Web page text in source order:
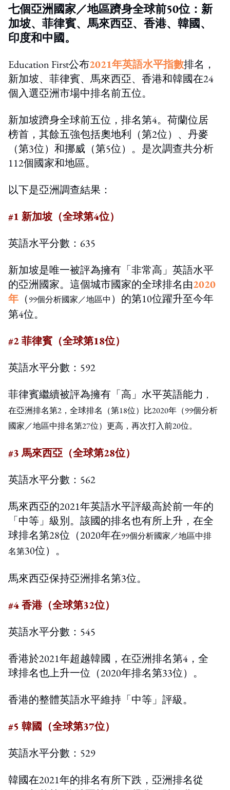
七個亞洲國家／地區躋身全球前50位：新
加坡、菲律賓、馬來西亞、香港、韓國、
印度和中國。
Education First公布2021年英語水平指數排名，
新加坡、菲律賓、馬來西亞、香港和韓國在24
個入選亞洲市場中排名前五位。
新加坡躋身全球前五位，排名第4。荷蘭位居
榜首，其餘五強包括奧地利（第2位）、丹麥
（第3位）和挪威（第5位）。是次調查共分析
112個國家和地區。
以下是亞洲調查結果：
#1 新加坡（全球第4位）
英語水平分數：635
新加坡是唯一被評為擁有「非常高」英語水平
的亞洲國家。這個城市國家的全球排名由2020
年 （99個分析國家／地區中 ）的第10位躍升至今年
第4位。
#2 菲律賓（全球第18位）
英語水平分數：592
菲律賓繼續被評為擁有「高」水平英語能力 ，
在亞洲排名第2，全球排名 （第18位） 比2020年 （99個分析
國家／地區中排名第27位） 更高， 再次打入前20位。
#3 馬來西亞（全球第28位）
英語水平分數：562
馬來西亞的2021年英語水平評級高於前一年的
「中等」級別。該國的排名也有所上升，在全
球排名第28位（2020年在99個分析國家／地區中排
名第30位）。
馬來西亞保持亞洲排名第3位。
#4 香港（全球第32位）
英語水平分數：545
香港於2021年超越韓國，在亞洲排名第4，全
球排名也上升一位（2020年排名第33位）。
香港的整體英語水平維持「中等」評級。
#5 韓國（全球第37位）
英語水平分數：529
韓國在2021年的排名有所下跌，亞洲排名從